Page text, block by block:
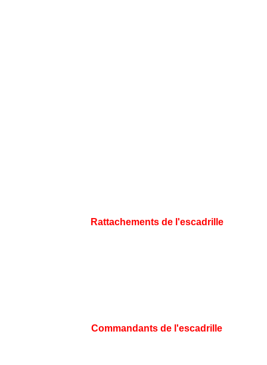
Rattachements de l'escadrille
Commandants de l'escadrille